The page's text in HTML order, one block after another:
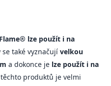
Flame® lze použít i na
také vyznačují velkou
a dokonce je lze použít i na
produktů je velmi